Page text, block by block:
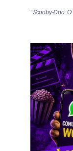
“Տcooby-Doo: